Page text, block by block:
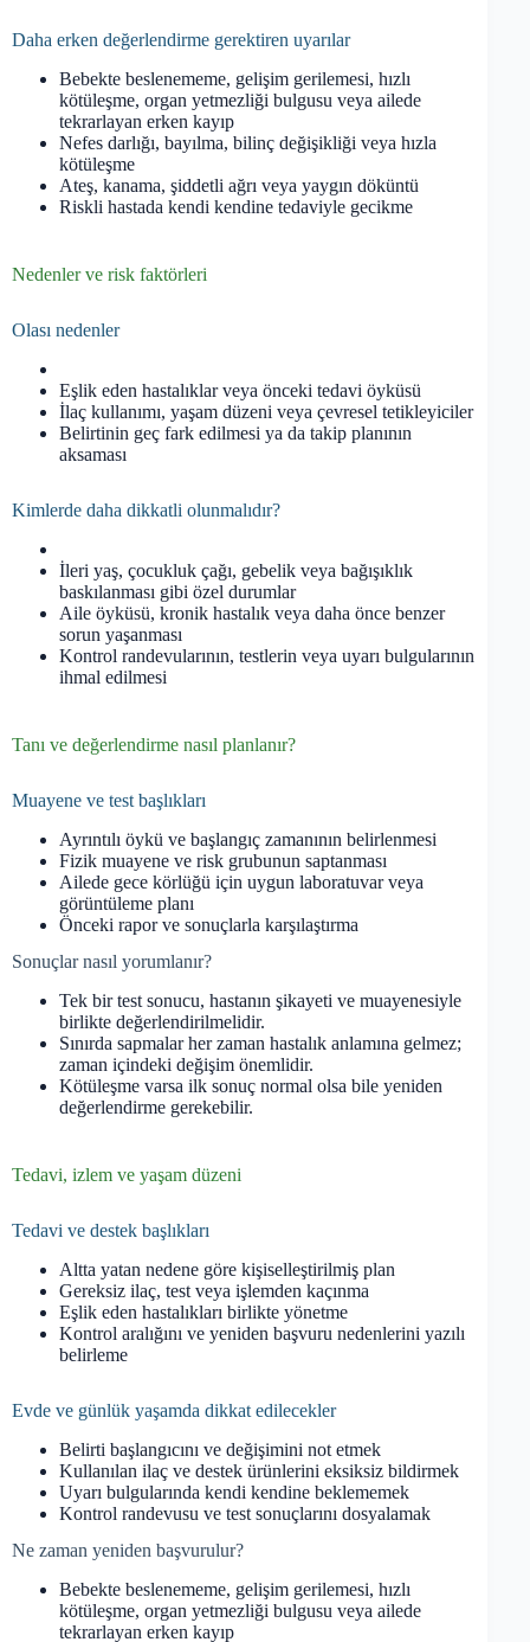
Daha erken değerlendirme gerektiren uyarılar
Bebekte beslenememe, gelişim gerilemesi, hızlı
kötüleşme, organ yetmezliği bulgusu veya ailede
tekrarlayan erken kayıp
Nefes darlığı, bayılma, bilinç değişikliği veya hızla
kötüleşme
Ateş, kanama, şiddetli ağrı veya yaygın döküntü
Riskli hastada kendi kendine tedaviyle gecikme
Nedenler ve risk faktörleri
Olası nedenler
Eşlik eden hastalıklar veya önceki tedavi öyküsü
İlaç kullanımı, yaşam düzeni veya çevresel tetikleyiciler
Belirtinin geç fark edilmesi ya da takip planının
aksaması
Kimlerde daha dikkatli olunmalıdır?
İleri yaş, çocukluk çağı, gebelik veya bağışıklık
baskılanması gibi özel durumlar
Aile öyküsü, kronik hastalık veya daha önce benzer
sorun yaşanması
Kontrol randevularının, testlerin veya uyarı bulgularının
ihmal edilmesi
Tanı ve değerlendirme nasıl planlanır?
Muayene ve test başlıkları
Ayrıntılı öykü ve başlangıç zamanının belirlenmesi
Fizik muayene ve risk grubunun saptanması
Ailede gece körlüğü için uygun laboratuvar veya
görüntüleme planı
Önceki rapor ve sonuçlarla karşılaştırma
Sonuçlar nasıl yorumlanır?
Tek bir test sonucu, hastanın şikayeti ve muayenesiyle
birlikte değerlendirilmelidir.
Sınırda sapmalar her zaman hastalık anlamına gelmez;
zaman içindeki değişim önemlidir.
Kötüleşme varsa ilk sonuç normal olsa bile yeniden
değerlendirme gerekebilir.
Tedavi, izlem ve yaşam düzeni
Tedavi ve destek başlıkları
Altta yatan nedene göre kişiselleştirilmiş plan
Gereksiz ilaç, test veya işlemden kaçınma
Eşlik eden hastalıkları birlikte yönetme
Kontrol aralığını ve yeniden başvuru nedenlerini yazılı
belirleme
Evde ve günlük yaşamda dikkat edilecekler
Belirti başlangıcını ve değişimini not etmek
Kullanılan ilaç ve destek ürünlerini eksiksiz bildirmek
Uyarı bulgularında kendi kendine beklememek
Kontrol randevusu ve test sonuçlarını dosyalamak
Ne zaman yeniden başvurulur?
Bebekte beslenememe, gelişim gerilemesi, hızlı
kötüleşme, organ yetmezliği bulgusu veya ailede
tekrarlayan erken kayıp